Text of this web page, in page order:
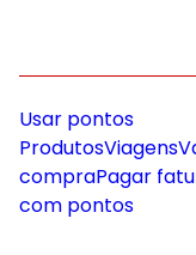
Usar pontos
ProdutosViagens
compraPagar
com pontos